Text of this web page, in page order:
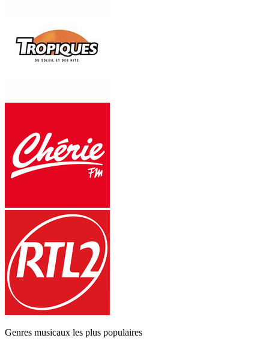
Genres musicaux les plus populaires